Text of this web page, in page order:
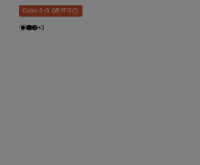
Calze 3+3 GRATIS
+3